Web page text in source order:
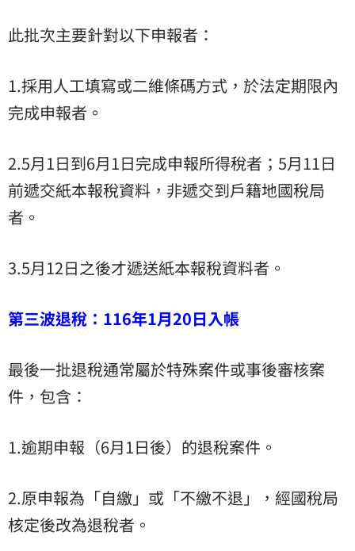
此批次主要針對以下申報者：
1.採用人工填寫或二維條碼方式，於法定期限內
完成申報者。
2.5月1日到6月1日完成申報所得稅者；5月11日
前遞交紙本報稅資料，非遞交到戶籍地國稅局
者。
3.5月12日之後才遞送紙本報稅資料者。
第三波退稅：116年1月20日入帳
最後一批退稅通常屬於特殊案件或事後審核案
件，包含：
1.逾期申報（6月1日後）的退稅案件。
2.原申報為「自繳」或「不繳不退」，經國稅局
核定後改為退稅者。